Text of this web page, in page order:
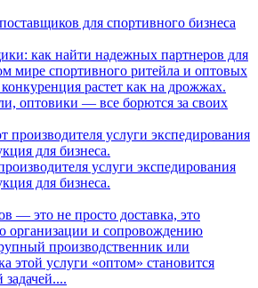
для спортивного бизнеса
как найти надежных партнеров для
мире спортивного ритейла и оптовых
растет как на дрожжах.
оптовики — все борются за своих
услуги экспедирования
для бизнеса.
— это не просто доставка, это
организации и сопровождению
производственник или
этой услуги «оптом» становится
задачей....